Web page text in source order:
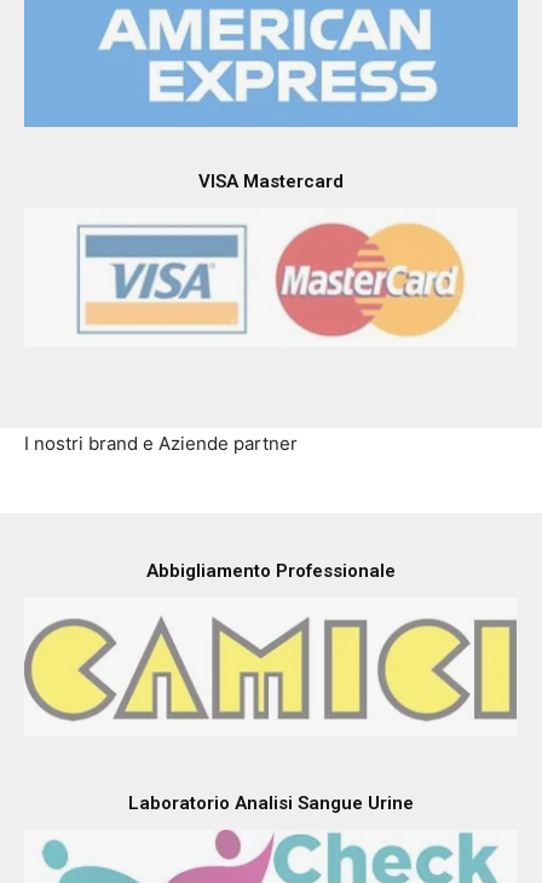
VISA Mastercard
I nostri brand e Aziende partner
Abbigliamento Professionale
Laboratorio Analisi Sangue Urine